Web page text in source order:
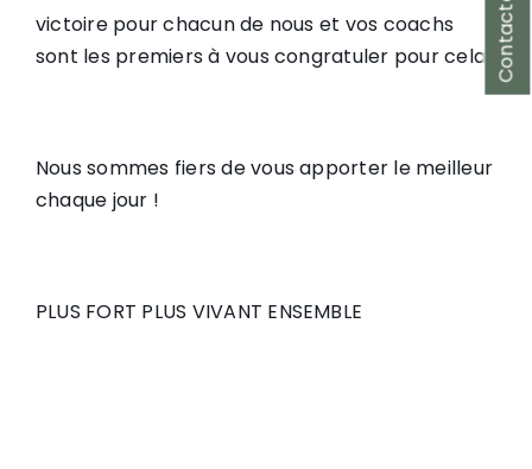
victoire pour chacun de nous et vos coachs
sont les premiers à vous congratuler pour cela.
Nous sommes fiers de vous apporter le meilleur
chaque jour !
PLUS FORT PLUS VIVANT ENSEMBLE